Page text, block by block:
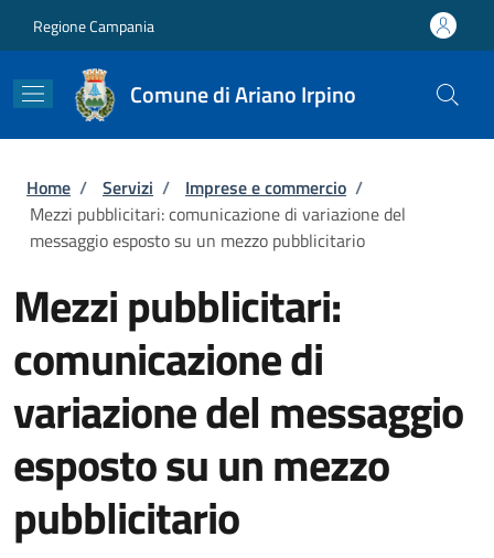
Regione Campania
Comune di Ariano Irpino
Briciole di pane
Home / Servizi / Imprese e commercio /
Mezzi pubblicitari: comunicazione di variazione del
messaggio esposto su un mezzo pubblicitario
Mezzi pubblicitari:
comunicazione di
variazione del messaggio
esposto su un mezzo
pubblicitario